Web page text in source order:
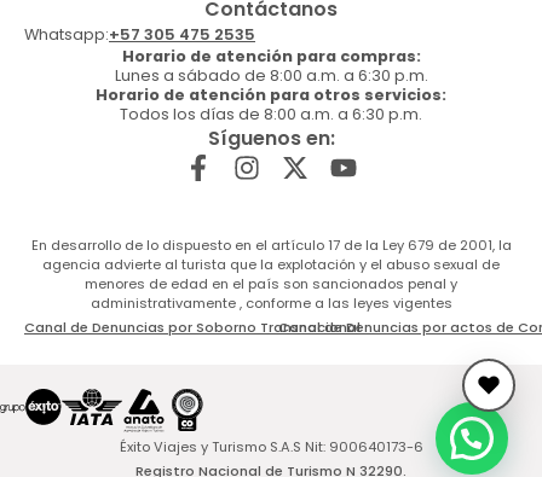
Contáctanos
Whatsapp:+57 305 475 2535
Horario de atención para compras:
Lunes a sábado de 8:00 a.m. a 6:30 p.m.
Horario de atención para otros servicios:
Todos los días de 8:00 a.m. a 6:30 p.m.
Síguenos en:
En desarrollo de lo dispuesto en el artículo 17 de la Ley 679 de 2001, la
agencia advierte al turista que la explotación y el abuso sexual de
menores de edad en el país son sancionados penal y
administrativamente , conforme a las leyes vigentes
Canal de Denuncias por Soborno TransnacionalCanal de Denuncias por actos de
Éxito Viajes y Turismo S.A.S Nit: 900640173-6
Registro Nacional de Turismo N 32290.